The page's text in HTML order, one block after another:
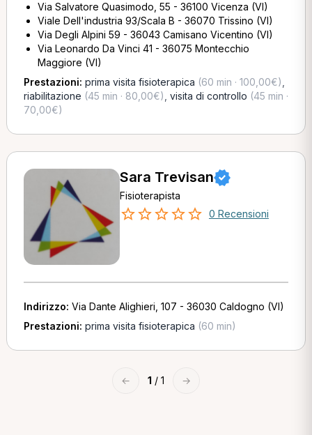
Via Salvatore Quasimodo, 55 - 36100 Vicenza (VI)
Viale Dell'industria 93/Scala B - 36070 Trissino (VI)
Via Degli Alpini 59 - 36043 Camisano Vicentino (VI)
Via Leonardo Da Vinci 41 - 36075 Montecchio
Maggiore (VI)
Prestazioni: prima visita fisioterapica (60 min · 100,00€)
riabilitazione (45 min · 80,00€) visita di controllo (45 min ·
70,00€)
Sara Trevisan
Fisioterapista
0 Recensioni
Indirizzo: Via Dante Alighieri, 107 - 36030 Caldogno (VI)
Prestazioni: prima visita fisioterapica (60 min)
← 1 / 1 →